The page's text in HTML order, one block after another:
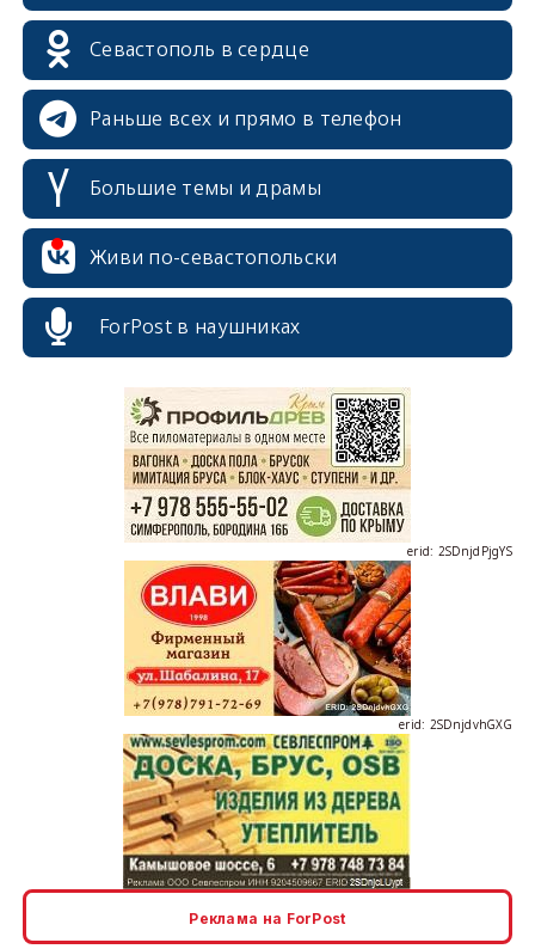
Севастополь в сердце
Раньше всех и прямо в телефон
Большие темы и драмы
Живи по-севастопольски
ForPost в наушниках
erid: 2SDnjdPjgYS
erid: 2SDnjdvhGXG
erid: 2SDnjcLUypt
Реклама на ForPost